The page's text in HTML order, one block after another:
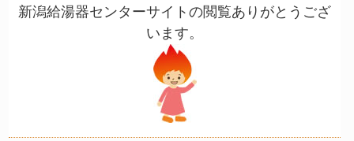
新潟給湯器センターサイトの閲覧ありがとうござ
います。